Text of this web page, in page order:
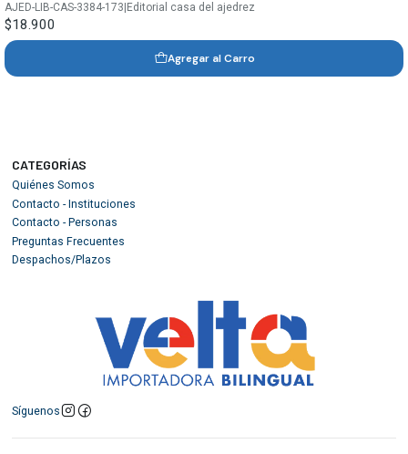
AJED-LIB-CAS-3384-173 Editorial casa del ajedrez
$18.900
Agregar al Carro
CATEGORÍAS
Quiénes Somos
Contacto - Instituciones
Contacto - Personas
Preguntas Frecuentes
Despachos/Plazos
Síguenos